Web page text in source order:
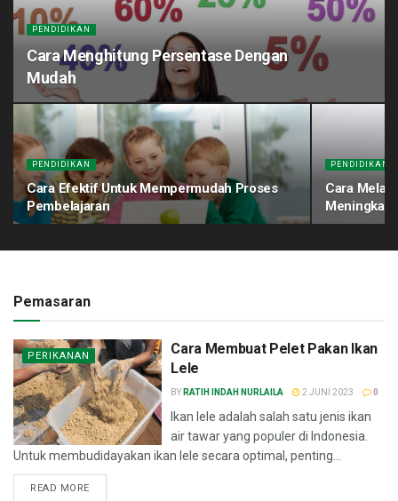
PENDIDIKAN
Cara Menghitung Persentase Dengan
Mudah
PENDIDIKAN
Cara Efektif Untuk Mempermudah Proses
Pembelajaran
PENDIDIKAN
Cara
Pemasaran
PERIKANAN
Cara Membuat Pelet Pakan Ikan
Lele
BY RATIH INDAH NURLAILA 2 JUNI 2023 0
Ikan lele adalah salah satu jenis ikan
air tawar yang populer di Indonesia.
Untuk membudidayakan ikan lele secara optimal, penting...
READ MORE